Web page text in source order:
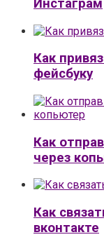
Инстаграм
Как
фейсбуку
Как
через
Как
вконтакте